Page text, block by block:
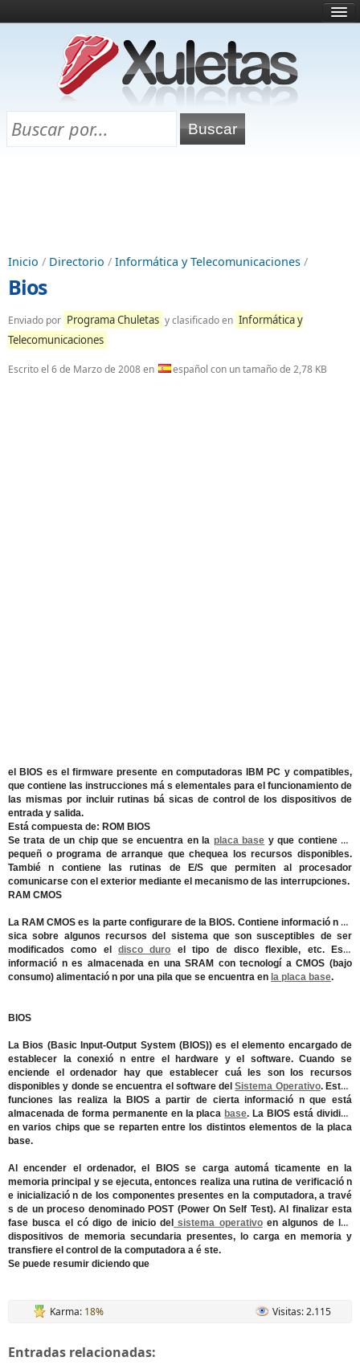
¿Qué es esto?
Directorio
Chuletas para exámenes
Inicio / Directorio / Informática y Telecomunicaciones /
Bios
Enviado por Programa Chuletas y clasificado en Informática y
Telecomunicaciones
Escrito el 6 de Marzo de 2008en español con un tamaño de 2,78 KB
el BIOS es el firmware presente en computadoras IBM PC y compatibles,
que contiene las instrucciones má s elementales para el funcionamiento de
las mismas por incluir rutinas bá sicas de control de los dispositivos de
entrada y salida.
Está compuesta de: ROM BIOS
Se trata de un chip que se encuentra en la placa base y que contiene un
pequeñ o programa de arranque que chequea los recursos disponibles.
Tambié n contiene las rutinas de E/S que permiten al procesador
comunicarse con el exterior mediante el mecanismo de las interrupciones.
RAM CMOS
La RAM CMOSes la parte configurare de la BIOS. Contiene informació n bá
sica sobre algunos recursos del sistema que son susceptibles de ser
modificados como eldisco duro el tipo de disco flexible, etc. Esta
informació n es almacenada en una SRAM con tecnologí a CMOS (bajo
consumo) alimentació n por una pila que se encuentra en la placa base.
BIOS
La Bios (Basic Input-Output System (BIOS)) es el elemento encargado de
establecer la conexió n entre el hardware y el software. Cuando se
enciende el ordenador hay que establecer cuá les son los recursos
disponibles y donde se encuentra el software delSistema Operativo. Estas
funciones las realiza la BIOS a partir de cierta informació n que está
almacenada de forma permanente en la placa base. La BIOS está dividida
en varios chips que se reparten entre los distintos elementos de la placa
base.
Al encender el ordenador, el BIOS se carga automá ticamente en la
memoria principal y se ejecuta, entonces realiza una rutina de verificació n
e inicializació n de los componentes presentes en la computadora, a travé
s de un proceso denominado POST (Power On Self Test). Al finalizar esta
fase busca el có digo de inicio del sistema operativoen algunos de los
dispositivos de memoria secundaria presentes, lo carga en memoria y
transfiere el control de la computadora a é ste.
Se puede resumir diciendo que
Karma: 18% Visitas: 2.115
Entradas relacionadas: